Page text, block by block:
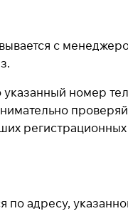
с
номер
регистрационных
по адресу,